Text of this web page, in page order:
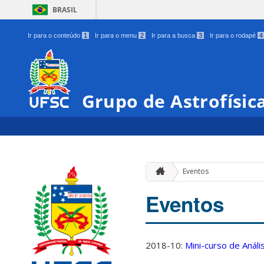
BRASIL
Ir para o conteúdo 1 Ir para o menu 2 Ir para a busca 3 Ir para o rodapé 4
Grupo de
Eventos
Eventos
2018-10: Mini-curso de